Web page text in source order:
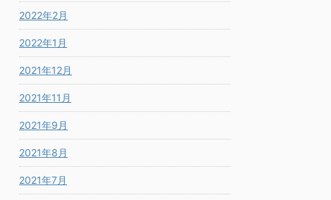
2022年2月
2022年1月
2021年12月
2021年11月
2021年9月
2021年8月
2021年7月